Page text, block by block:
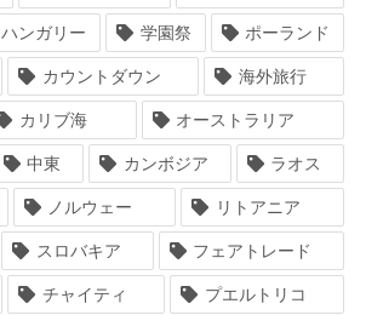
ハンガリー 学園祭 ポーランド
カウントダウン 海外旅行
カリブ海 オーストラリア
中東 カンボジア ラオス
ノルウェー リトアニア
スロバキア フェアトレード
チャイティ プエルトリコ